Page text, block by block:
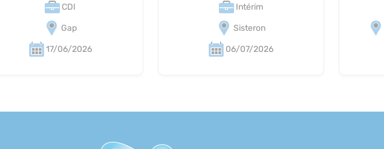
CDI
Gap
17/06/2026
Intérim
Sisteron
06/07/2026